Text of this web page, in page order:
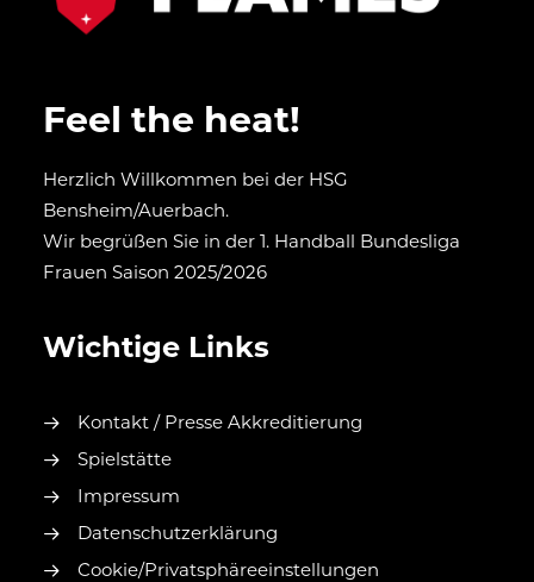
Feel the heat!
Herzlich Willkommen bei der HSG
Bensheim/Auerbach.
Wir begrüßen Sie in der 1. Handball Bundesliga
Frauen Saison 2025/2026
Wichtige Links
Kontakt / Presse Akkreditierung
Spielstätte
Impressum
Datenschutzerklärung
Cookie/Privatsphäreeinstellungen